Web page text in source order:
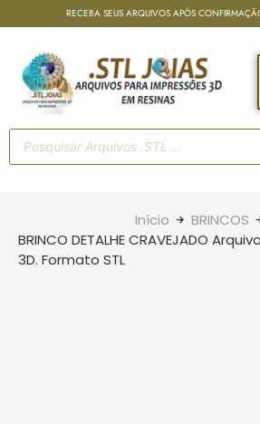
RECEBA SEUS ARQUIVOS APÓS
Início
BRINCOS
BRINCO DETALHE CRAVEJADO
3D. Formato STL